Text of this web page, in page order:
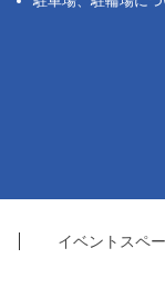
イベントスペ